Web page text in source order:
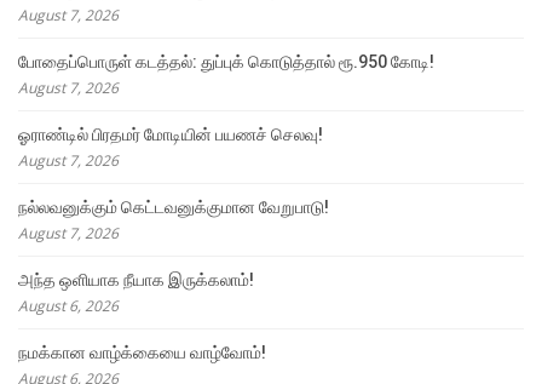
August 7, 2026
போதைப்பொருள் கடத்தல்: துப்புக் கொடுத்தால் ரூ.950 கோடி!
August 7, 2026
ஓராண்டில் பிரதமர் மோடியின் பயணச் செலவு!
August 7, 2026
நல்லவனுக்கும் கெட்டவனுக்குமான வேறுபாடு!
August 7, 2026
அந்த ஒளியாக நீயாக இருக்கலாம்!
August 6, 2026
நமக்கான வாழ்க்கையை வாழ்வோம்!
August 6, 2026